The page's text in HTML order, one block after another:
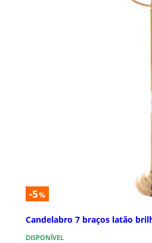
-5%
Candelabro 7 braços latão
DISPONÍVEL